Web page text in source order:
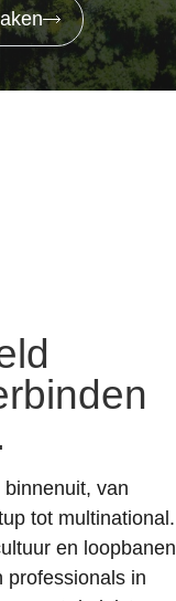
van
tot multinational.
en loopbanen
professionals in